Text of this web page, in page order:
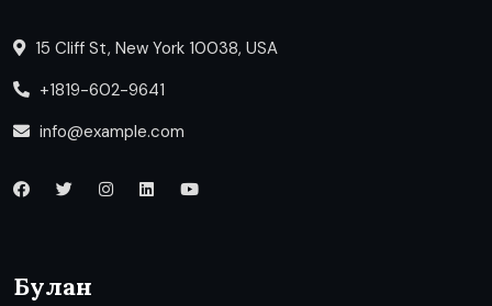
15 Cliff St, New York 10038, USA
+1819-602-9641
info@example.com
Булан